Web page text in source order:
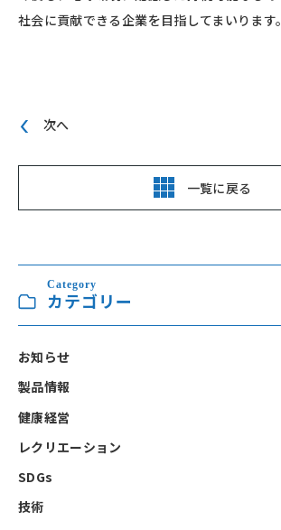
社会に貢献できる企業を目指してまいります。
次へ
一覧に戻る
Category
カテゴリー
お知らせ
製品情報
健康経営
レクリエーション
SDGs
技術